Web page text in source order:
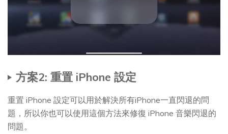
方案2: 重置 iPhone 設定
重置 iPhone 設定可以用於解決所有iPhone一直閃退的問
題，所以你也可以使用這個方法來修復 iPhone 音樂閃退的
問題。